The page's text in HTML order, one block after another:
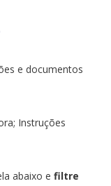
e documentos
Instruções
abaixo e filtre